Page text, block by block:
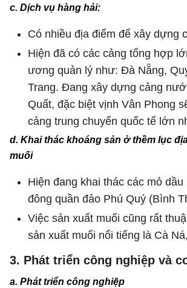
c. Dịch vụ hàng hải:
Có nhiều địa điểm để xây dựng
Hiện đã có các cảng tổng hợp
ương quản lý như: Đà Nẵng,
Trang. Đang xây dựng cảng
Quất, đặc biệt vịnh Vân Phong
cảng trung chuyển quốc tế lớn
d. Khai thác khoáng sản ở thềm lục
muối
Hiện đang khai thác các mỏ
đông quần đảo Phú Quý (Bình
Việc sản xuất muối cũng rất
sản xuất muối nổi tiếng là Cà
3. Phát triển công nghiệp và
a. Phát triển công nghiệp